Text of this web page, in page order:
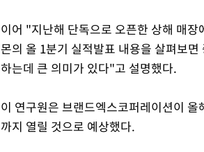
이어 "지난해 단독으로 오픈한 상해 매
몬의 올 1분기 실적발표 내용을 살펴보
하는데 큰 의미가 있다"고 설명했다.
이 연구원은 브랜드엑스코퍼레이션이
까지 열릴 것으로 예상했다.